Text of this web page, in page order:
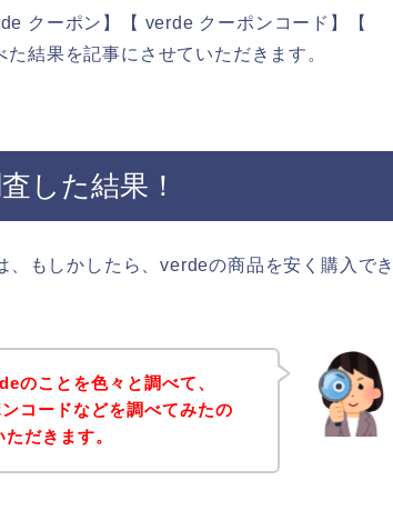
クーポン】【 verde クーポンコード】【
結果を記事にさせていただきます。
した結果！
もしかしたら、verdeの商品を安く購入でき
のことを色々と調べて、
コードなどを調べてみたの
だきます。